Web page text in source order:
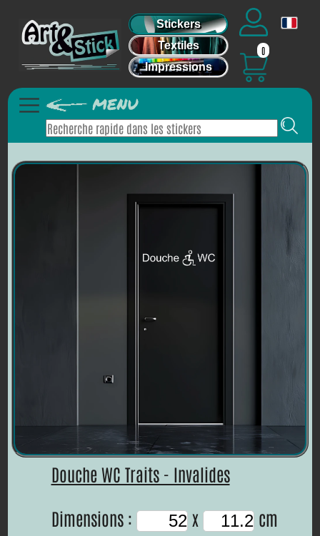
Stickers
Textiles
Impressions
0
Douche WC Traits - Invalides
Dimensions :
x cm